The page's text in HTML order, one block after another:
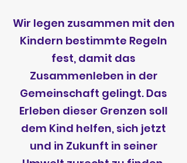
Wir legen zusammen mit den
Kindern bestimmte Regeln
fest, damit das
Zusammenleben in der
Gemeinschaft gelingt. Das
Erleben dieser Grenzen soll
dem Kind helfen, sich jetzt
und in Zukunft in seiner